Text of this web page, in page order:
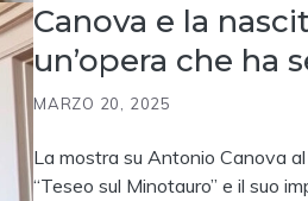
Canova e la
un’opera che ha
MARZO 20, 2025
La mostra su Antonio Canova
“Teseo sul Minotauro” e il suo